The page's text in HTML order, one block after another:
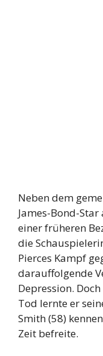
Neben dem
James-Bond-
einer früheren
die
Pierces Kampf
darauffolgende
Depression.
Tod lernte er
Smith (58)
Zeit befreite.